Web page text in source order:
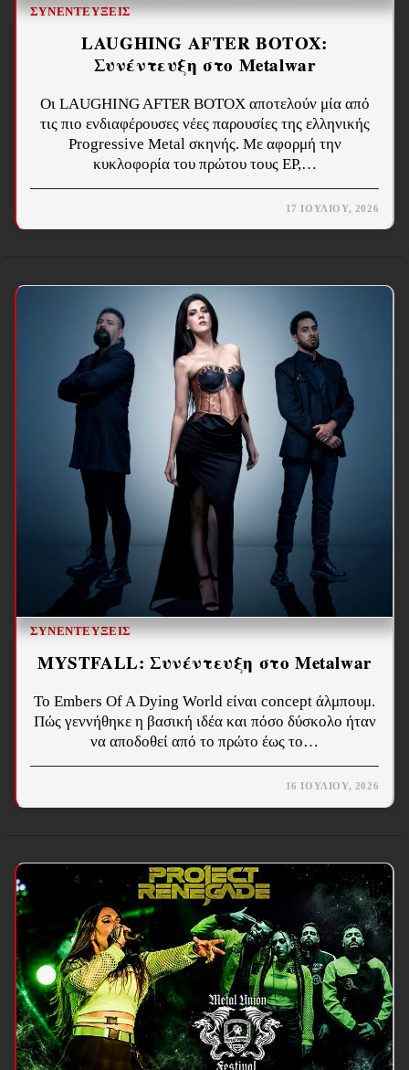
ΣΥΝΕΝΤΕΎΞΕΙΣ
LAUGHING AFTER BOTOX:
Συνέντευξη στο Metalwar
Οι LAUGHING AFTER BOTOX αποτελούν μία από
τις πιο ενδιαφέρουσες νέες παρουσίες της ελληνικής
Progressive Metal σκηνής. Με αφορμή την
κυκλοφορία του πρώτου τους EP,…
17 ΙΟΥΛΊΟΥ, 2026
ΣΥΝΕΝΤΕΎΞΕΙΣ
MYSTFALL: Συνέντευξη στο Metalwar
Το Embers Of A Dying World είναι concept άλμπουμ.
Πώς γεννήθηκε η βασική ιδέα και πόσο δύσκολο ήταν
να αποδοθεί από το πρώτο έως το…
16 ΙΟΥΛΊΟΥ, 2026